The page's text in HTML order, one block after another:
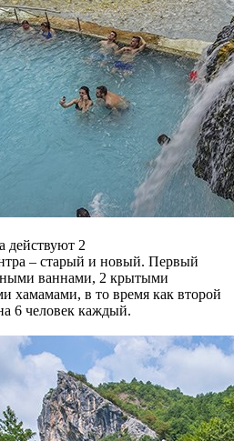
действуют 2
– старый и новый. Первый
ваннами, 2 крытыми
хамамами, в то время как второй
6 человек каждый.